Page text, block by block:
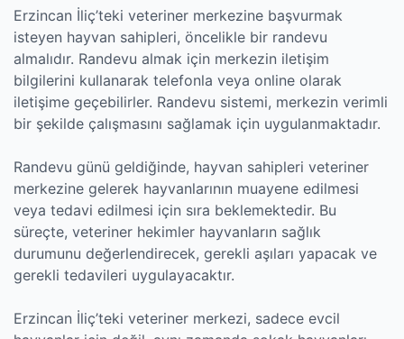
Erzincan İliç’teki veteriner merkezine başvurmak
isteyen hayvan sahipleri, öncelikle bir randevu
almalıdır. Randevu almak için merkezin iletişim
bilgilerini kullanarak telefonla veya online olarak
iletişime geçebilirler. Randevu sistemi, merkezin verimli
bir şekilde çalışmasını sağlamak için uygulanmaktadır.
Randevu günü geldiğinde, hayvan sahipleri veteriner
merkezine gelerek hayvanlarının muayene edilmesi
veya tedavi edilmesi için sıra beklemektedir. Bu
süreçte, veteriner hekimler hayvanların sağlık
durumunu değerlendirecek, gerekli aşıları yapacak ve
gerekli tedavileri uygulayacaktır.
Erzincan İliç’teki veteriner merkezi, sadece evcil